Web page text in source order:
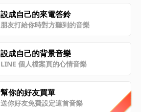
設成自己的來電答鈴
朋友打給你時對方聽到的音樂
設成自己的背景音樂
LINE 個人檔案頁的心情音樂
幫你的好友買單
送你好友免費設定這首音樂